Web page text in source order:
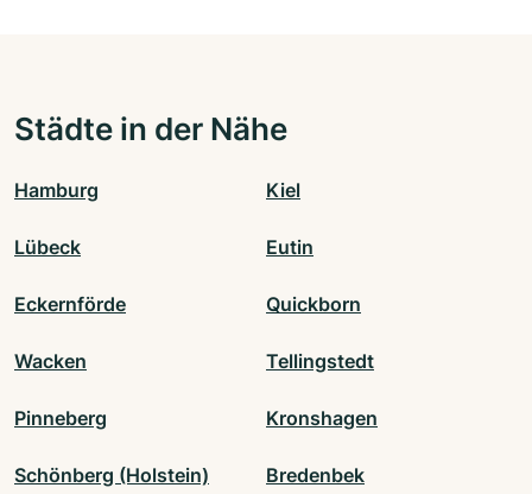
Städte in der Nähe
Hamburg Kiel
Lübeck Eutin
Eckernförde Quickborn
Wacken Tellingstedt
Pinneberg Kronshagen
Schönberg (Holstein) Bredenbek